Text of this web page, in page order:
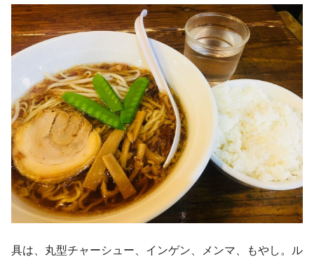
具は、丸型チャーシュー、インゲン、メンマ、もやし。ル